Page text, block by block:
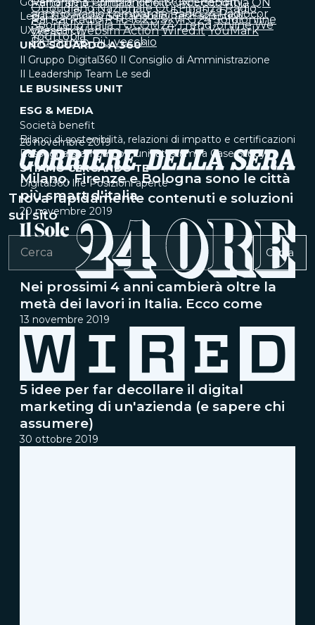
Legal & Sourcing Sustainability Tech adoption
UX Research
UNO SGUARDO A 360°
Il Gruppo Digital360 Il Consiglio di Amministrazione
Il Leadership Team Le sedi
LE BUSINESS UNIT
ESG & MEDIA
Società benefit
Bilanci di sostenibilità, relazioni di impatto e certificazioni
Rassegna stampa Comunicati stampa Case Study
STIAMO CERCANDO TE
Digital360 life Posizioni aperte
Trova rapidamente contenuti e soluzioni
sul sito
Cerca
Quotidiano Nazionale Qui Finanza Radio
anch'io Radio Lombardia Radio24 Radiocor
Rai Rai Radio RTL 102.5 SkyTG24 Soldionline
Sportello Italia TGCOM24 Trend-online We
Wealth Websim Action Wired.it YouMark
Yourtopia
Più nuovo Più vecchio
26 novembre 2019
Milano, Firenze e Bologna sono le città
più smart d'italia
20 novembre 2019
Nei prossimi 4 anni cambierà oltre la
metà dei lavori in Italia. Ecco come
13 novembre 2019
5 idee per far decollare il digital
marketing di un'azienda (e sapere chi
assumere)
30 ottobre 2019